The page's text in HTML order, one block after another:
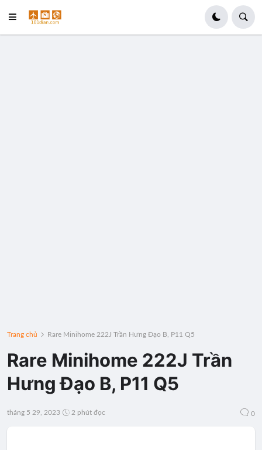
Trang chủ Rare Minihome 222J Trần Hưng Đạo B, P11 Q5
Rare Minihome 222J Trần
Hưng Đạo B, P11 Q5
tháng 5 29, 2023 2 phút đọc 0